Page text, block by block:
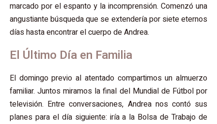
marcado por el espanto y la incomprensión. Comenzó una
angustiante búsqueda que se extendería por siete eternos
días hasta encontrar el cuerpo de Andrea.
El Último Día en Familia
El domingo previo al atentado compartimos un almuerzo
familiar. Juntos miramos la final del Mundial de Fútbol por
televisión. Entre conversaciones, Andrea nos contó sus
planes para el día siguiente: iría a la Bolsa de Trabajo de